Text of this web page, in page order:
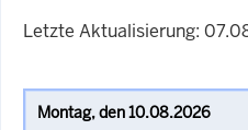
Letzte Aktualisierung: